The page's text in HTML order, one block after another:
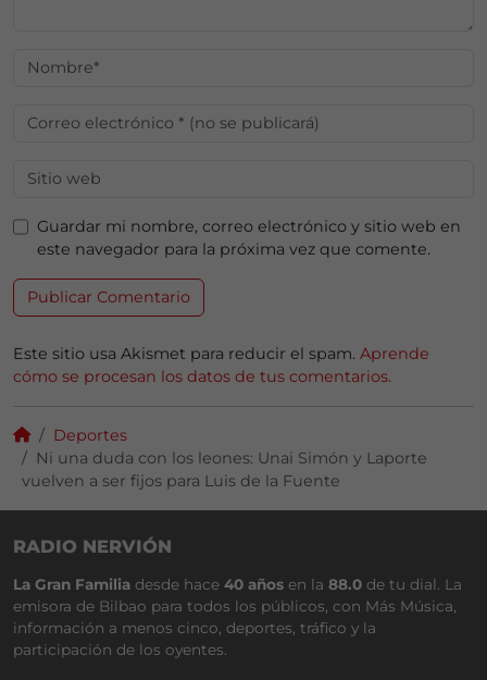
Guardar mi nombre, correo electrónico y sitio web en
este navegador para la próxima vez que comente.
Este sitio usa Akismet para reducir el spam. Aprende
cómo se procesan los datos de tus comentarios.
Deportes
Ni una duda con los leones: Unai Simón y Laporte
vuelven a ser fijos para Luis de la Fuente
RADIO NERVIÓN
La Gran Familia desde hace 40 años en la 88.0 de tu dial. La
emisora de Bilbao para todos los públicos, con Más Música,
información a menos cinco, deportes, tráfico y la
participación de los oyentes.